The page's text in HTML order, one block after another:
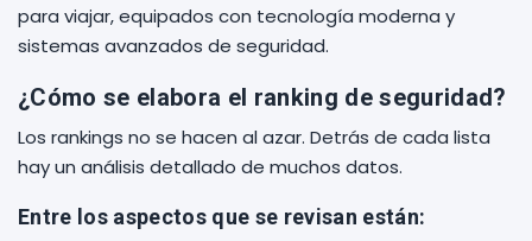
para viajar, equipados con tecnología moderna y
sistemas avanzados de seguridad.
¿Cómo se elabora el ranking de seguridad?
Los rankings no se hacen al azar. Detrás de cada lista
hay un análisis detallado de muchos datos.
Entre los aspectos que se revisan están: